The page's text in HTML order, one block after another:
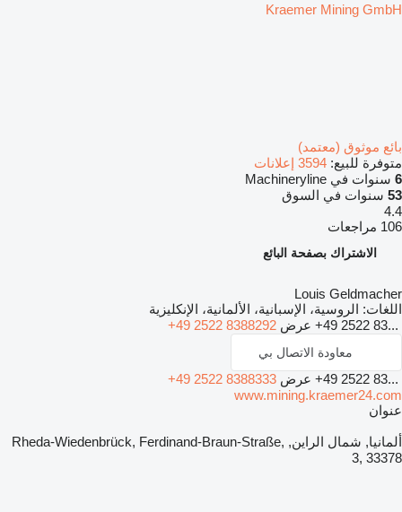
Kraemer Mining GmbH
بائع موثوق (معتمد)
متوفرة للبيع: 3594 إعلانات
6 سنوات في Machineryline
53 سنوات في السوق
4.4
106 مراجعات
الاشتراك بصفحة البائع
Louis Geldmacher
اللغات: الروسية، الإسبانية، الألمانية، الإنكليزية
+49 2522 83... عرض +49 2522 8388292
معاودة الاتصال بي
+49 2522 83... عرض +49 2522 8388333
www.mining.kraemer24.com
عنوان
ألمانيا, شمال الراين, Rheda-Wiedenbrück, Ferdinand-Braun-Straße,
3, 33378